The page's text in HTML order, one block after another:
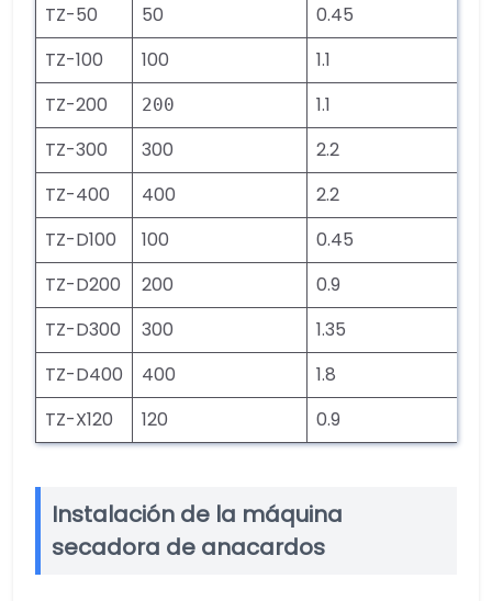
TZ-50
50
0.45
TZ-100
100
1.1
TZ-200
200
1.1
TZ-300
300
2.2
TZ-400
400
2.2
TZ-D100
100
0.45
TZ-D200
200
0.9
TZ-D300
300
1.35
TZ-D400
400
1.8
TZ-X120
120 0.9
Instalación de la máquina
secadora de anacardos